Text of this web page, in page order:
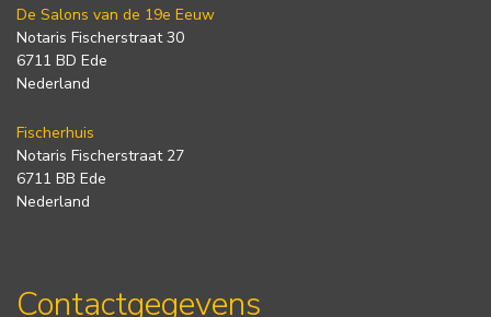
De Salons van de 19e Eeuw
Notaris Fischerstraat 30
6711 BD Ede
Nederland
Fischerhuis
Notaris Fischerstraat 27
6711 BB Ede
Nederland
Contactgegevens